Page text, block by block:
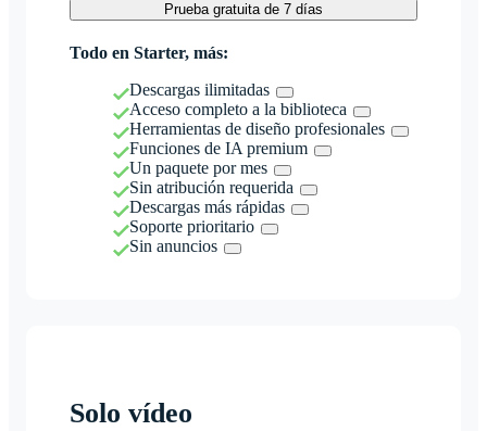
Prueba gratuita de 7 días
Todo en Starter, más:
Descargas ilimitadas
Acceso completo a la biblioteca
Herramientas de diseño profesionales
Funciones de IA premium
Un paquete por mes
Sin atribución requerida
Descargas más rápidas
Soporte prioritario
Sin anuncios
Solo vídeo